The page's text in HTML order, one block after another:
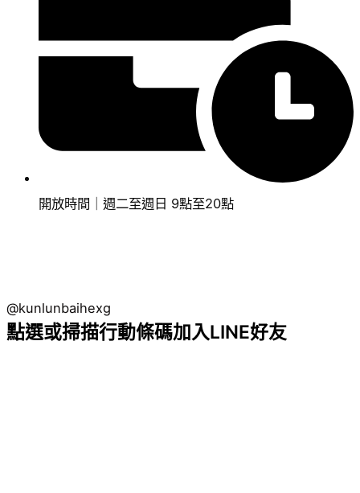
開放時間｜週二至週日 9點至20點
@kunlunbaihexg
點選或掃描行動條碼加入LINE好友